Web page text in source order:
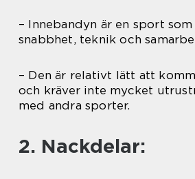
– Innebandyn är en sport
snabbhet, teknik och
– Den är relativt lätt att
och kräver inte mycket
med andra sporter.
2. Nackdelar: